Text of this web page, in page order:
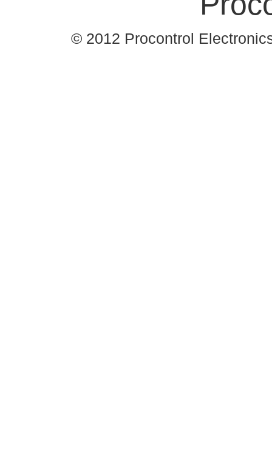
© 2012 Procontrol